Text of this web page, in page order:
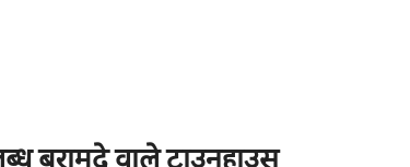
बरामदे वाले टाउनहाउस